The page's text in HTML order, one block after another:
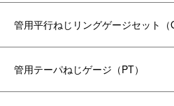
管用平行ねじリングゲージセット
管用テーパねじゲージ（PT）